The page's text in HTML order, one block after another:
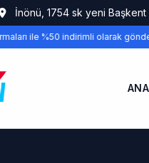
İnönü, 1754 sk yeni
ile %50 indirimli olarak